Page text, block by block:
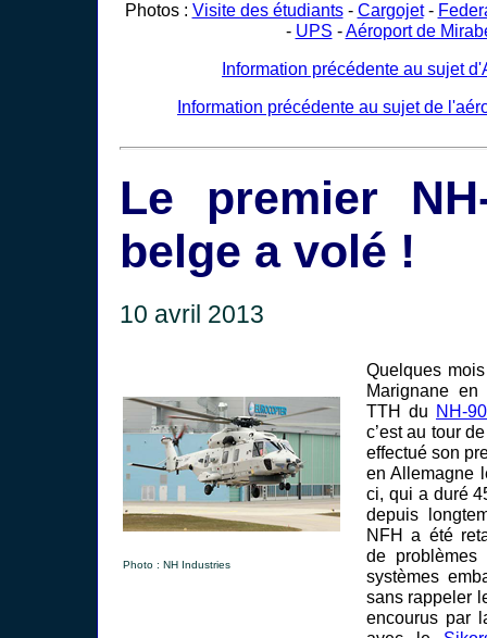
Photos : Visite des étudiants- Cargojet-
- UPS -Aéroport de
Information précédente au sujet
Information précédente au sujet de
Le premier
belge a volé !
10 avril 2013
Photo : NH Industries
Quelques
Marignane
TTH du NH-90
c’est au tour
effectué son
en Allemagne
ci, qui a duré
depuis
NFH a été
de problèmes
systèmes
sans rappeler
encourus par